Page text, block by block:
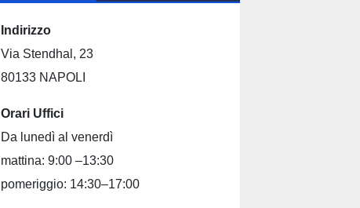
Indirizzo
Via Stendhal, 23
80133 NAPOLI
Orari Uffici
Da lunedì al venerdì
mattina: 9:00 –13:30
pomeriggio: 14:30–17:00